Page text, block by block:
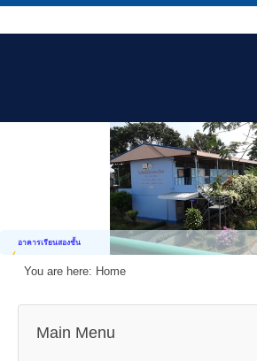
อาคารเรียนสองชั้น
You are here: Home
Main Menu